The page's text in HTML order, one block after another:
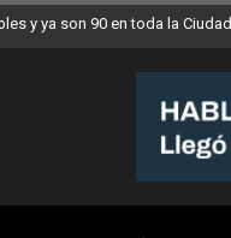
y ya son 90 en toda la Ciudad